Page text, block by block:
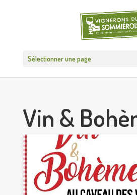
Sélectionner une page
Vin &